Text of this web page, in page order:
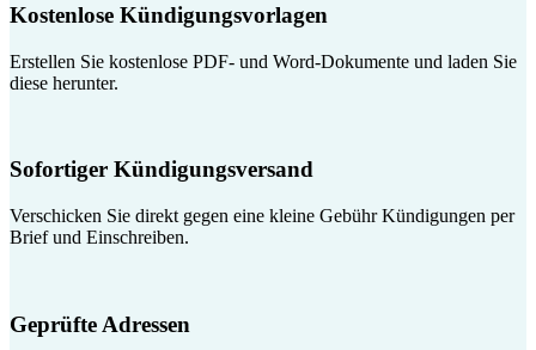
Kostenlose Kündigungsvorlagen
Erstellen Sie kostenlose PDF- und Word-Dokumente und laden Sie
diese herunter.
Sofortiger Kündigungsversand
Verschicken Sie direkt gegen eine kleine Gebühr Kündigungen per
Brief und Einschreiben.
Geprüfte Adressen